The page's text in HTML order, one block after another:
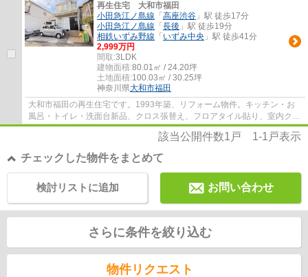
再生住宅 大和市福田
小田急江ノ島線 「 高座渋谷 」駅 徒歩17分
小田急江ノ島線 「 長後 」駅 徒歩19分
相鉄いずみ野線 「 いずみ中央 」駅 徒歩41分
2,999万円
間取:3LDK
建物面積:80.01㎡ / 24.20坪
土地面積:100.03㎡ / 30.25坪
神奈川県大和市福田
大和市福田の再生住宅です。1993年築、リフォーム物件。キッチン・お
風呂・トイレ・洗面台新品、クロス張替え、フロアタイル貼り、室内クリ
ーニング、白蟻点検、外壁塗装、屋根塗装。...
該当公開件数1 戸 1-1 戸表示
チェックした物件をまとめて
お問い合わせ
検討リストに追加
さらに条件を絞り込む
物件リクエスト